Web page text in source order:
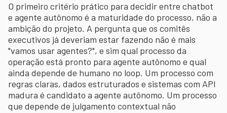
O primeiro critério prático para decidir entre chatbot
e agente autônomo é a maturidade do processo, não a
ambição do projeto. A pergunta que os comitês
executivos já deveriam estar fazendo não é mais
"vamos usar agentes?", e sim qual processo da
operação está pronto para agente autônomo e qual
ainda depende de humano no loop. Um processo com
regras claras, dados estruturados e sistemas com API
madura é candidato a agente autônomo. Um processo
que depende de julgamento contextual não